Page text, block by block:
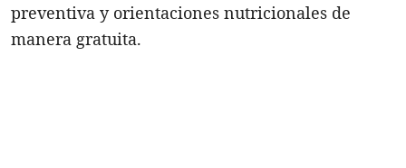
preventiva y orientaciones nutricionales de
manera gratuita.